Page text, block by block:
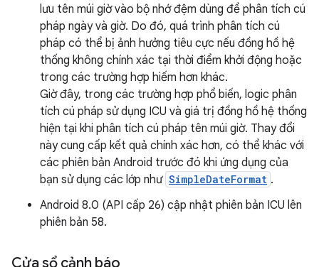
lưu tên múi giờ vào bộ nhớ đệm dùng để phân tích cú
pháp ngày và giờ. Do đó, quá trình phân tích cú
pháp có thể bị ảnh hưởng tiêu cực nếu đồng hồ hệ
thống không chính xác tại thời điểm khởi động hoặc
trong các trường hợp hiếm hơn khác.
Giờ đây, trong các trường hợp phổ biến, logic phân
tích cú pháp sử dụng ICU và giá trị đồng hồ hệ thống
hiện tại khi phân tích cú pháp tên múi giờ. Thay đổi
này cung cấp kết quả chính xác hơn, có thể khác với
các phiên bản Android trước đó khi ứng dụng của
bạn sử dụng các lớp như SimpleDateFormat .
Android 8.0 (API cấp 26) cập nhật phiên bản ICU lên
phiên bản 58.
Cửa sổ cảnh báo